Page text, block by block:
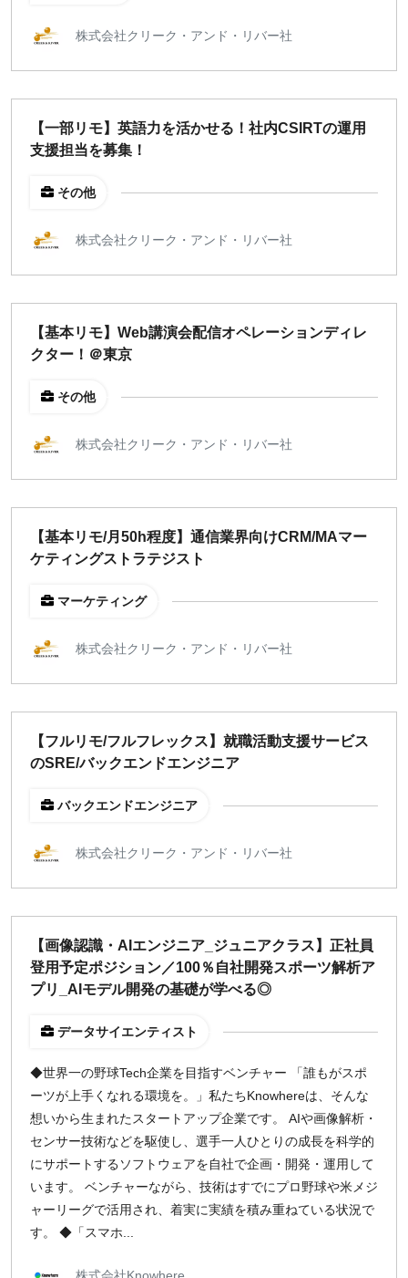
株式会社クリーク・アンド・リバー社
【一部リモ】英語力を活かせる！社内CSIRTの運用
支援担当を募集！
その他
株式会社クリーク・アンド・リバー社
【基本リモ】Web講演会配信オペレーションディレ
クター！＠東京
その他
株式会社クリーク・アンド・リバー社
【基本リモ/月50h程度】通信業界向けCRM/MAマー
ケティングストラテジスト
マーケティング
株式会社クリーク・アンド・リバー社
【フルリモ/フルフレックス】就職活動支援サービス
のSRE/バックエンドエンジニア
バックエンドエンジニア
株式会社クリーク・アンド・リバー社
【画像認識・AIエンジニア_ジュニアクラス】正社員
登用予定ポジション／100％自社開発スポーツ解析ア
プリ_AIモデル開発の基礎が学べる◎
データサイエンティスト
◆世界一の野球Tech企業を目指すベンチャー 「誰もがスポ
ーツが上手くなれる環境を。」私たちKnowhereは、そんな
想いから生まれたスタートアップ企業です。 AIや画像解析・
センサー技術などを駆使し、選手一人ひとりの成長を科学的
にサポートするソフトウェアを自社で企画・開発・運用して
います。 ベンチャーながら、技術はすでにプロ野球や米メジ
ャーリーグで活用され、着実に実績を積み重ねている状況で
す。 ◆「スマホ...
株式会社Knowhere